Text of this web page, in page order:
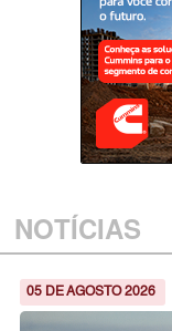
NOTÍCIAS
05 DE AGOSTO 2026